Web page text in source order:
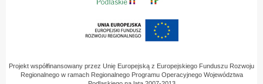
Projekt współfinansowany przez Unię Europejską z Europejskiego Funduszu Rozwoju
Regionalnego w ramach Regionalnego Programu Operacyjnego Województwa